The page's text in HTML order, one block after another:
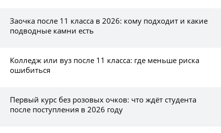
Заочка после 11 класса в 2026: кому подходит и какие
подводные камни есть
Колледж или вуз после 11 класса: где меньше риска
ошибиться
Первый курс без розовых очков: что ждёт студента
после поступления в 2026 году